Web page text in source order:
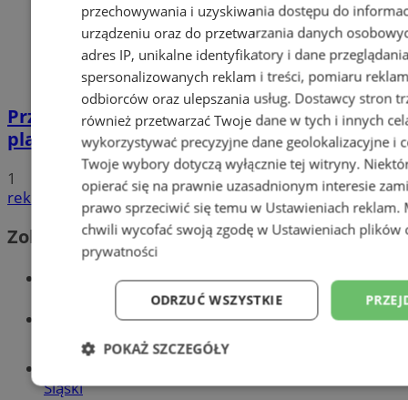
Przyszłość Wodzisławia Śląskiego:
planowane inwestycje na 2025 rok
1
reklama
Zobacz również
Wiadomości kryminalne w Wodzisławiu
Wiadomości lokalne
Śląski
przechowywania i uzyskiwania dostępu do
urządzeniu oraz do przetwarzania danych
adres IP, unikalne identyfikatory i dane
spersonalizowanych reklam i treści, pomiaru
odbiorców oraz ulepszania usług. Dostawcy stron
również przetwarzać Twoje dane w tych i innych
wykorzystywać precyzyjne dane geolokalizacyjne i
Twoje wybory dotyczą wyłącznie tej witryny.
opierać się na prawnie uzasadnionym interesie
prawo sprzeciwić się temu w Ustawieniach reklam.
chwili wycofać swoją zgodę w Ustawieniach plików
prywatności
ODRZUĆ WSZYSTKIE
POKAŻ SZCZEGÓŁY
Niezbędne Wydajność